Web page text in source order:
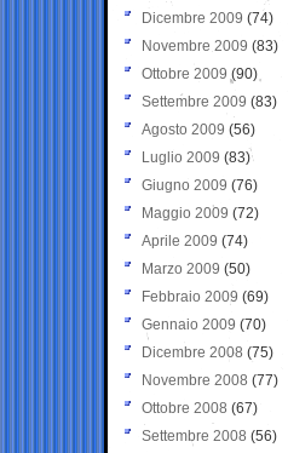
Dicembre 2009 (74)
Novembre 2009 (83)
Ottobre 2009 (90)
Settembre 2009 (83)
Agosto 2009 (56)
Luglio 2009 (83)
Giugno 2009 (76)
Maggio 2009 (72)
Aprile 2009 (74)
Marzo 2009 (50)
Febbraio 2009 (69)
Gennaio 2009 (70)
Dicembre 2008 (75)
Novembre 2008 (77)
Ottobre 2008 (67)
Settembre 2008 (56)